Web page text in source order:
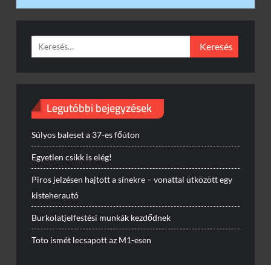
Keresés:
Legutóbbi bejegyzések
Súlyos baleset a 37-es főúton
Egyetlen csikk is elég!
Piros jelzésen hajtott a sínekre – vonattal ütközött egy
kisteherautó
Burkolatjelfestési munkák kezdődnek
Toto ismét lecsapott az M1-esen